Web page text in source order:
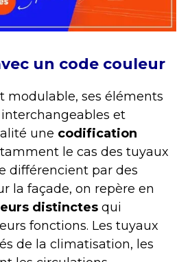
un code couleur
modulable, ses éléments
et
une codification
le cas des tuyaux
différencient par des
la façade, on repère en
distinctes qui
fonctions. Les tuyaux
de la climatisation, les